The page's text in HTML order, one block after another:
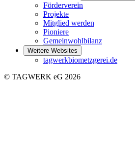
Förderverein
Projekte
Mitglied werden
Pioniere
Gemeinwohlbilanz
Weitere Websites
tagwerkbiometzgerei.de
© TAGWERK eG 2026